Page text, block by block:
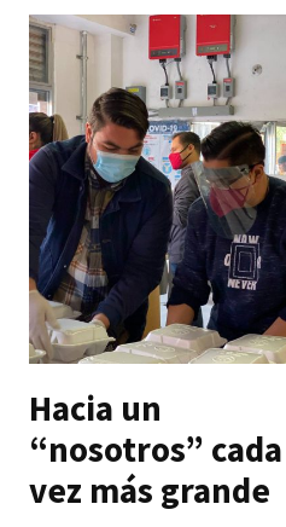
Hacia un
“nosotros” cada
vez más grande